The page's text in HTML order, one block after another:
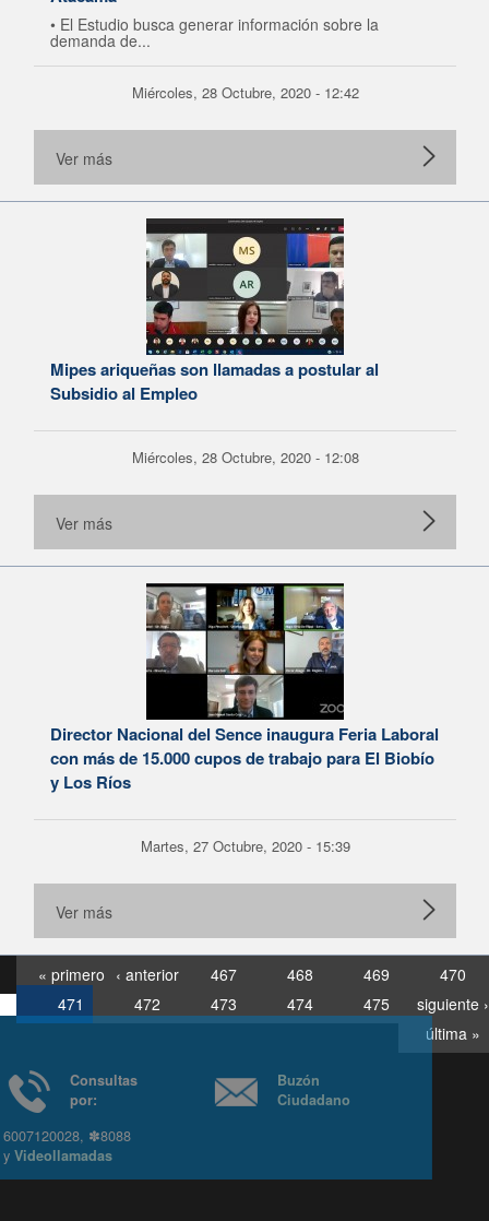
• El Estudio busca generar información sobre la
demanda de...
Miércoles, 28 Octubre, 2020 - 12:42
Ver más
Mipes ariqueñas son llamadas a postular al
Subsidio al Empleo
Miércoles, 28 Octubre, 2020 - 12:08
Ver más
Director Nacional del Sence inaugura Feria Laboral
con más de 15.000 cupos de trabajo para El Biobío
y Los Ríos
Martes, 27 Octubre, 2020 - 15:39
Ver más
« primero ‹ anterior 467 468 469
470
471
472 473 474 475
siguiente ›
última »
Consultas
6007120028, ✽8088
yVideollamadas
Ciudadano